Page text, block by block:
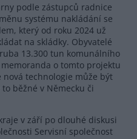
podle zástupců radnice
systému nakládání se
který od roku 2024 už
na skládky. Obyvatelé
13.300 tun komunálního
o tomto projektu
technologie může být
běžné v Německu či
v září po dlouhé diskusi
Servisní společnost